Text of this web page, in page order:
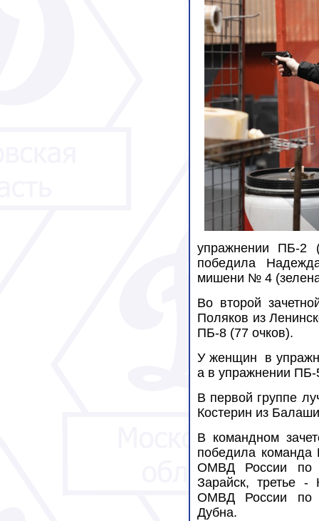
упражнении ПБ-
победила
мишени № 4
Во второй
Поляков из
ПБ-8 (77 очков).
У женщин в
а в упражнении ПБ-
В первой группе
Костерин из
В командном
победила
ОМВД России по
Зарайск, третье -
ОМВД России по
Дубна.